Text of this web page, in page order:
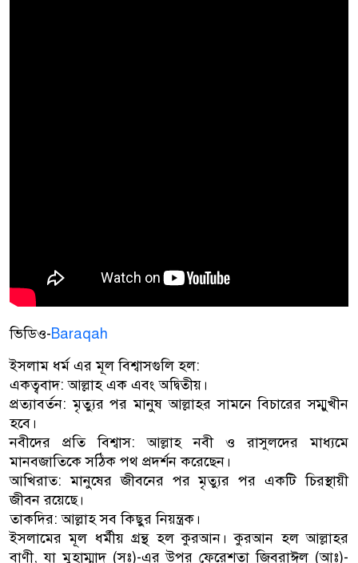
ভিডিও-Baraqah
ইসলাম ধর্ম এর মূল বিশ্বাসগুলি হল:
একত্ববাদ: আল্লাহ এক এবং অদ্বিতীয়।
প্রত্যাবর্তন: মৃত্যুর পর মানুষ আল্লাহর সামনে বিচারের সম্মুখীন
হবে।
নবীদের প্রতি বিশ্বাস: আল্লাহ নবী ও রাসুলদের মাধ্যমে
মানবজাতিকে সঠিক পথ প্রদর্শন করেছেন।
আখিরাত: মানুষের জীবনের পর মৃত্যুর পর একটি চিরস্থায়ী
জীবন রয়েছে।
তাকদির: আল্লাহ সব কিছুর নিয়ন্ত্রক।
ইসলামের মূল ধর্মীয় গ্রন্থ হল কুরআন। কুরআন হল আল্লাহর
বাণী, যা মুহাম্মাদ (সঃ)-এর উপর ফেরেশতা জিবরাঈল (আঃ)-